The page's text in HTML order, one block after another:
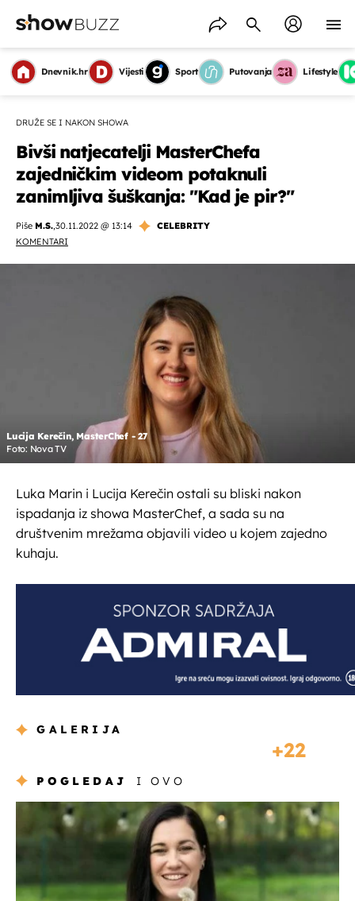
Dnevnik.hr Vijesti Sport Putovanja Lifestyle
DRUŽE SE I NAKON SHOWA
Bivši natjecatelji MasterChefa
zajedničkim videom potaknuli
zanimljiva šuškanja: "Kad je pir?"
Piše M.S.,30.11.2022 @ 13:14
CELEBRITY
KOMENTARI
Lucija Kerečin, MasterChef - 27
Foto: Nova TV
Luka Marin i Lucija Kerečin ostali su bliski nakon
ispadanja iz showa MasterChef, a sada su na
društvenim mrežama objavili video u kojem zajedno
kuhaju.
GALERIJA
22
POGLEDAJ I OVO
OMOGUĆI OBAVIJESTI